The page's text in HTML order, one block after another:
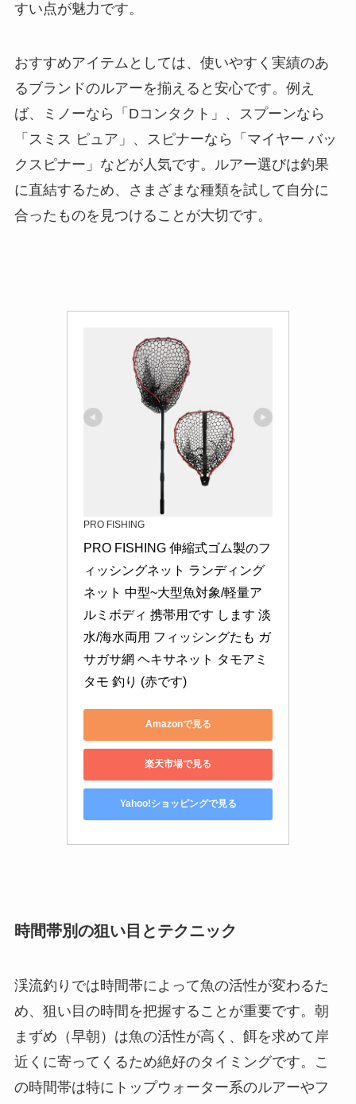
すい点が魅力です。
おすすめアイテムとしては、使いやすく実績のあ
るブランドのルアーを揃えると安心です。例え
ば、ミノーなら「Dコンタクト」、スプーンなら
「スミス ピュア」、スピナーなら「マイヤー バッ
クスピナー」などが人気です。ルアー選びは釣果
に直結するため、さまざまな種類を試して自分に
合ったものを見つけることが大切です。
PRO FISHING
PRO FISHING 伸縮式ゴム製のフ
ィッシングネット ランディング
ネット 中型~大型魚対象/軽量ア
ルミボディ 携帯用です します 淡
水/海水両用 フィッシングたも ガ
サガサ網 ヘキサネット タモアミ
タモ 釣り (赤です)
Amazonで見る
楽天市場で見る
Yahoo!ショッピングで見る
時間帯別の狙い目とテクニック
渓流釣りでは時間帯によって魚の活性が変わるた
め、狙い目の時間を把握することが重要です。朝
まずめ（早朝）は魚の活性が高く、餌を求めて岸
近くに寄ってくるため絶好のタイミングです。こ
の時間帯は特にトップウォーター系のルアーやフ